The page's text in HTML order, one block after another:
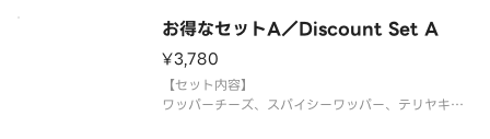
お得なセットA／Discount Set A
¥3,780
【セット内容】
ワッパーチーズ、スパイシーワッパー、テリヤキワ